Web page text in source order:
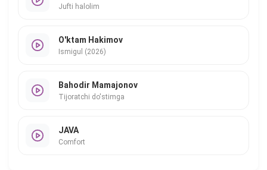
Jufti halolim
O'ktam Hakimov
Ismigul (2026)
Bahodir Mamajonov
Tijoratchi do'stimga
JAVA
Comfort